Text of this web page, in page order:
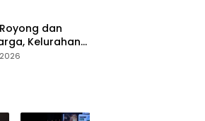
dan
Kelurahan
Bintang